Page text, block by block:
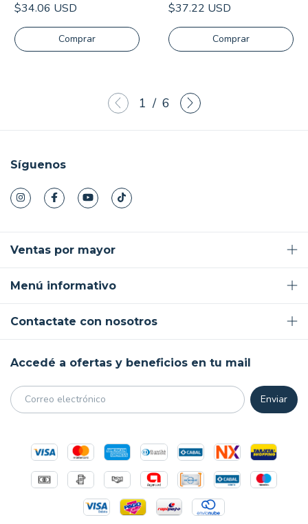
$34.06 USD
Comprar
$37.22 USD
Comprar
1 / 6
Síguenos
Ventas por mayor
Menú informativo
Contactate con nosotros
Accedé a ofertas y beneficios en tu mail